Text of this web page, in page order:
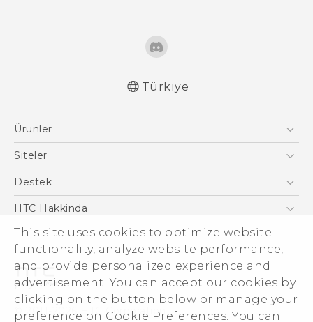
This site uses cookies to optimize website
functionality, analyze website performance,
and provide personalized experience and
advertisement. You can accept our cookies by
clicking on the button below or manage your
preference on Cookie Preferences. You can
English - User manual
Türkiye
Ürünler
Akıllı Telefonlar
VIVE
Siteler
HTC Dev
Destek
Destek Merkezi
HTC Hakkinda
ESG
Yatırımcı (İNGİLİZCE)
Gizlilik Politikası
Ürün Güvenliği
Cookie Preferences
© 2011-2026 HTC Corporation